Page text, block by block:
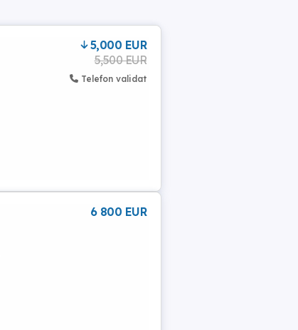
5,000 EUR
5,500 EUR
Telefon validat
6 800 EUR